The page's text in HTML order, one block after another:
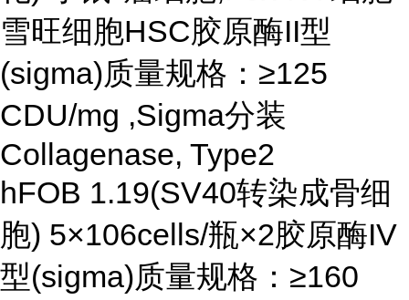
雪旺细胞HSC胶原酶II型
(sigma)质量规格：≥125
CDU/mg ,Sigma分装
Collagenase, Type2
hFOB 1.19(SV40转染成骨细
胞) 5×106cells/瓶×2胶原酶IV
型(sigma)质量规格：≥160